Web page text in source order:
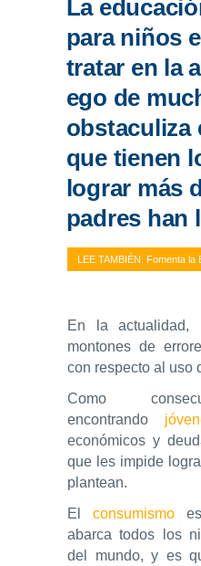
La
para niños
tratar en la
ego de
obstaculiza
que tienen
lograr más
padres han
LEE TAMBIÉN: Fomenta la
En la actualidad,
montones de
con respecto al uso
Como
encontrando
económicos y
que les impide
plantean.
Elconsumismo
abarca todos los
del mundo, y es